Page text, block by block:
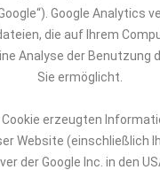
Google Analytics
die auf Ihrem
Analyse der Benutzung
Sie ermöglicht.
Cookie erzeugten
Website (einschließlich
der Google Inc. in den